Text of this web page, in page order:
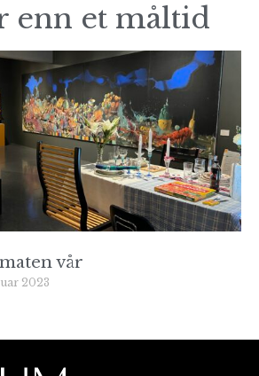
enn et måltid
vår
2023